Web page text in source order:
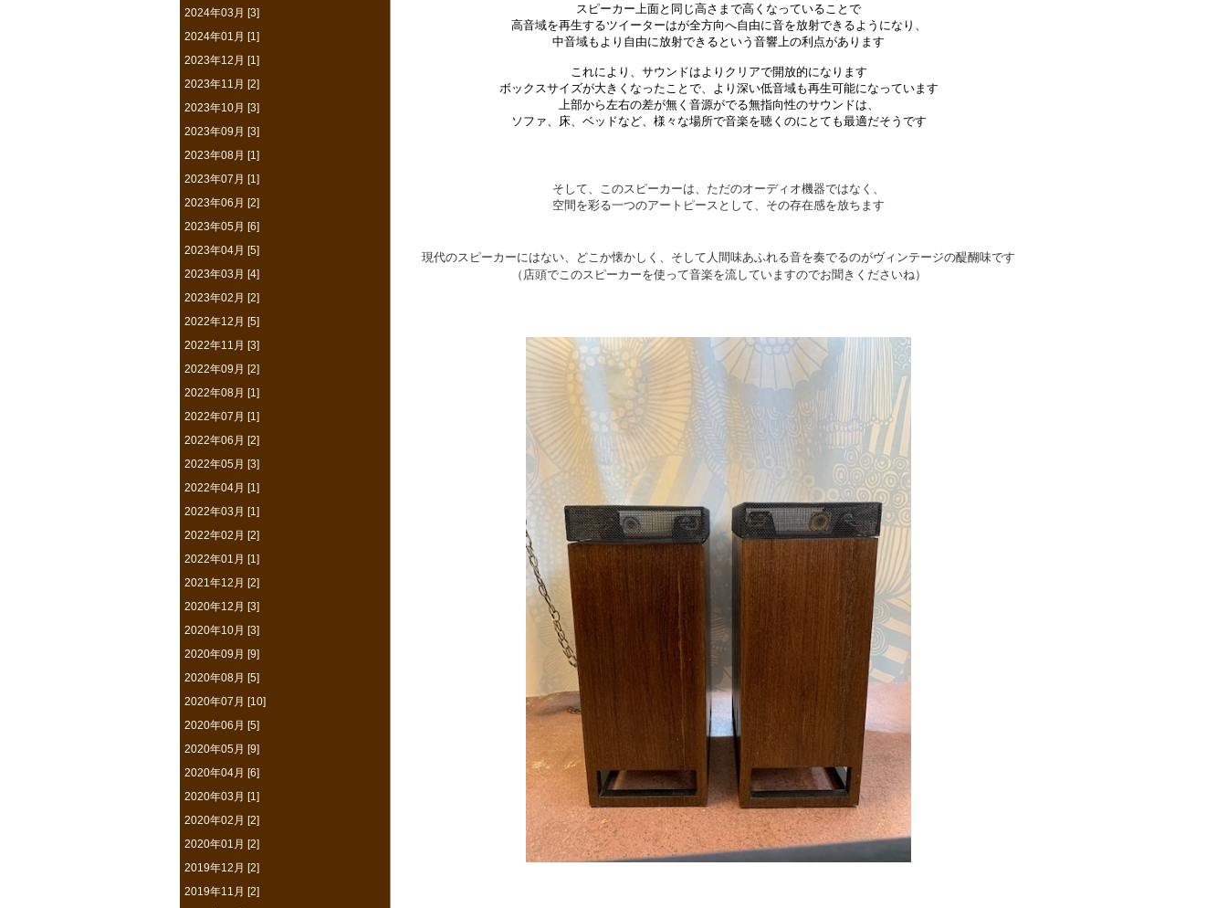
スピーカー上面と同じ高さまで高くなっていることで
高音域を再生するツイーターはが全方向へ自由に音を放射できるようになり、
中音域もより自由に放射できるという音響上の利点があります
これにより、サウンドはよりクリアで開放的になります
ボックスサイズが大きくなったことで、より深い低音域も再生可能になっています
上部から左右の差が無く音源がでる無指向性のサウンドは、
ソファ、床、ベッドなど、様々な場所で音楽を聴くのにとても最適だそうです
そして、このスピーカーは、ただのオーディオ機器ではなく、
空間を彩る一つのアートピースとして、その存在感を放ちます
現代のスピーカーにはない、どこか懐かしく、そして人間味あふれる音を奏でるのがヴィンテージの醍醐味です
（店頭でこのスピーカーを使って音楽を流していますのでお聞きくださいね）
2024年03月 [3]
2024年01月 [1]
2023年12月 [1]
2023年11月 [2]
2023年10月 [3]
2023年09月 [3]
2023年08月 [1]
2023年07月 [1]
2023年06月 [2]
2023年05月 [6]
2023年04月 [5]
2023年03月 [4]
2023年02月 [2]
2022年12月 [5]
2022年11月 [3]
2022年09月 [2]
2022年08月 [1]
2022年07月 [1]
2022年06月 [2]
2022年05月 [3]
2022年04月 [1]
2022年03月 [1]
2022年02月 [2]
2022年01月 [1]
2021年12月 [2]
2020年12月 [3]
2020年10月 [3]
2020年09月 [9]
2020年08月 [5]
2020年07月 [10]
2020年06月 [5]
2020年05月 [9]
2020年04月 [6]
2020年03月 [1]
2020年02月 [2]
2020年01月 [2]
2019年12月 [2]
2019年11月 [2]